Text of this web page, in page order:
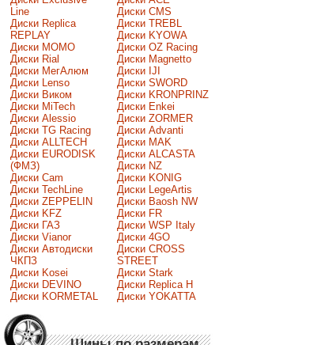
Line
Диски Replica
REPLAY
Диски MOMO
Диски Rial
Диски МегАлюм
Диски Lenso
Диски Виком
Диски MiTech
Диски Alessio
Диски TG Racing
Диски ALLTECH
Диски EURODISK
(ФМЗ)
Диски Cam
Диски TechLine
Диски ZEPPELIN
Диски KFZ
Диски ГАЗ
Диски Vianor
Диски Автодиски
ЧКПЗ
Диски Kosei
Диски DEVINO
Диски KORMETAL
Диски CMS
Диски TREBL
Диски KYOWA
Диски OZ Racing
Диски Magnetto
Диски IJI
Диски SWORD
Диски KRONPRINZ
Диски Enkei
Диски ZORMER
Диски Advanti
Диски MAK
Диски ALCASTA
Диски NZ
Диски KONIG
Диски LegeArtis
Диски Baosh NW
Диски FR
Диски WSP Italy
Диски 4GO
Диски CROSS
STREET
Диски Stark
Диски Replica H
Диски YOKATTA